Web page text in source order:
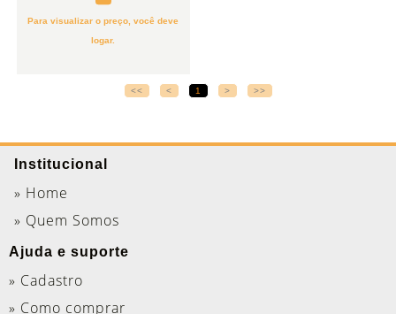
Para visualizar o preço, você deve
logar.
<< < 1 > >>
Institucional
» Home
» Quem Somos
Ajuda e suporte
» Cadastro
» Como comprar